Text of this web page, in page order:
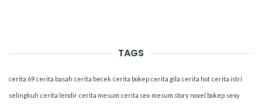
TAGS
cerita 69 cerita basah cerita becek cerita bokep cerita gila cerita hot cerita istri
selingkuh cerita lendir cerita mesum cerita sex mesum story novel bokep sexy